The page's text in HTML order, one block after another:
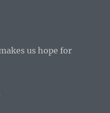
us hope for